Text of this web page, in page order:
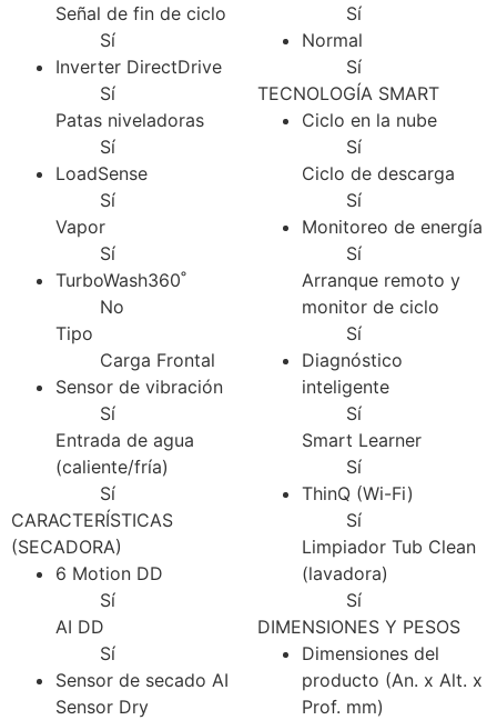
Señal de fin de ciclo
Sí
Inverter DirectDrive
Sí
Patas niveladoras
Sí
LoadSense
Sí
Vapor
Sí
TurboWash360˚
No
Tipo
Carga Frontal
Sensor de vibración
Sí
Entrada de agua
(caliente/fría)
Sí
CARACTERÍSTICAS
(SECADORA)
6 Motion DD
Sí
AI DD
Sí
Sensor de secado AI
Sensor Dry
Sí
Normal
Sí
TECNOLOGÍA SMART
Ciclo en la nube
Sí
Ciclo de descarga
Sí
Monitoreo de energía
Sí
Arranque remoto y
monitor de ciclo
Sí
Diagnóstico
inteligente
Sí
Smart Learner
Sí
ThinQ (Wi-Fi)
Sí
Limpiador Tub Clean
(lavadora)
Sí
DIMENSIONES Y PESOS
Dimensiones del
producto (An. x Alt. x
Prof. mm)